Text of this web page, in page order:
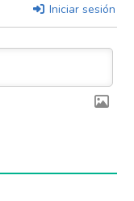
Iniciar sesión